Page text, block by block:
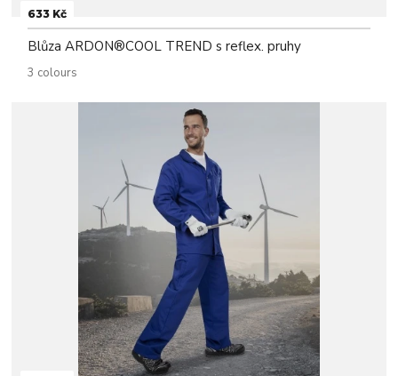
633 Kč
Blůza ARDON®COOL TREND s reflex. pruhy
3 colours